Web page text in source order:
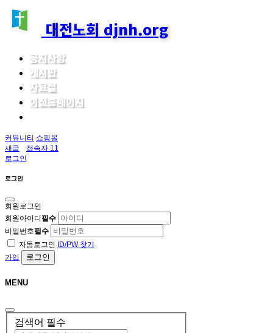
대전노회 djnh.org
공지사항
게시판
자료실
이전홈페이지
커뮤니티 쇼핑몰
새글
접속자 11
로그인
로그인
회원로그인
회원아이디 필수
비밀번호필수
자동로그인
ID/PW 찾기
가입
로그인
MENU
검색어 필수